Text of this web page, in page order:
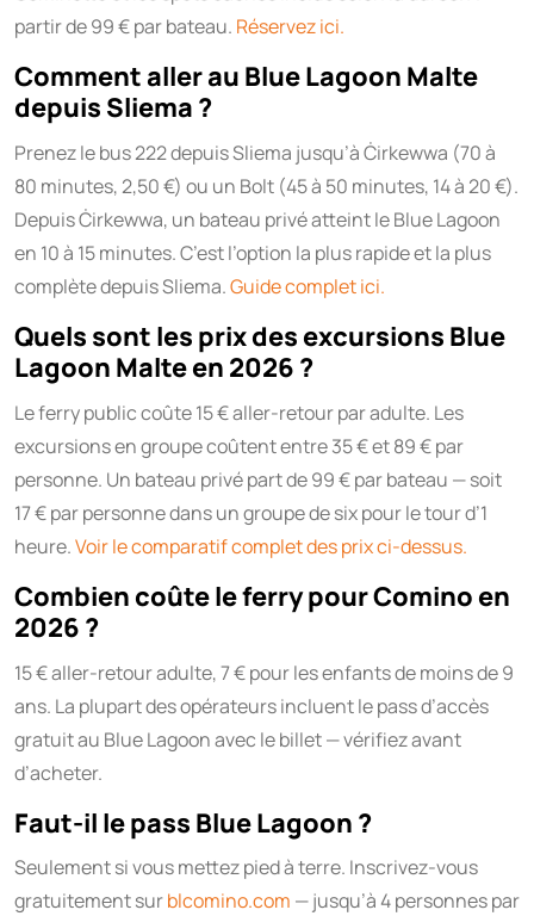
partir de 99 € par bateau. Réservez ici.
Comment aller au Blue Lagoon Malte
depuis Sliema ?
Prenez le bus 222 depuis Sliema jusqu’à Ċirkewwa (70 à
80 minutes, 2,50 €) ou un Bolt (45 à 50 minutes, 14 à 20 €).
Depuis Ċirkewwa, un bateau privé atteint le Blue Lagoon
en 10 à 15 minutes. C’est l’option la plus rapide et la plus
complète depuis Sliema.Guide complet ici.
Quels sont les prix des excursions Blue
Lagoon Malte en 2026 ?
Le ferry public coûte 15 € aller-retour par adulte. Les
excursions en groupe coûtent entre 35 € et 89 € par
personne. Un bateau privé part de 99 € par bateau — soit
17 € par personne dans un groupe de six pour le tour d’1
heure.Voir le comparatif complet des prix ci-dessus.
Combien coûte le ferry pour Comino en
2026 ?
15 € aller-retour adulte, 7 € pour les enfants de moins de 9
ans. La plupart des opérateurs incluent le pass d’accès
gratuit au Blue Lagoon avec le billet — vérifiez avant
d’acheter.
Faut-il le pass Blue Lagoon ?
Seulement si vous mettez pied à terre. Inscrivez-vous
gratuitement surblcomino.com — jusqu’à 4 personnes par